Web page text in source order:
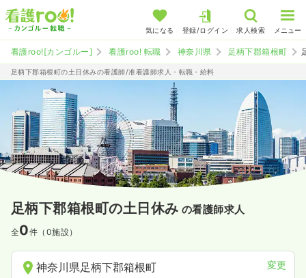
気になる 登録/ログイン 求人検索 メニュー
看護roo![カンゴルー] 看護roo! 転職 神奈川県 足柄下郡箱根町
足柄下郡箱根町の土日休みの看護師/准看護師求人・転職・給料
足柄下郡箱根町の土日休み の看護師求人
全0件（0施設）
神奈川県足柄下郡箱根町 変更